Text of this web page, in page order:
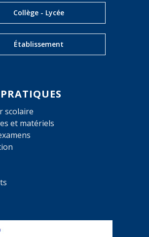
Collège - Lycée
Établissement
scolaire
et matériels